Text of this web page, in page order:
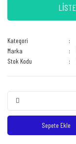
Kategori
Marka
Stok Kodu
Sepete Ekle